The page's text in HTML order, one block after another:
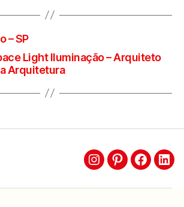
– SP
Light Iluminação – Arquiteto
Arquitetura